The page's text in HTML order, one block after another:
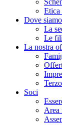
Etica
Dove siamo
La
Le
La nostra
Soci
Area